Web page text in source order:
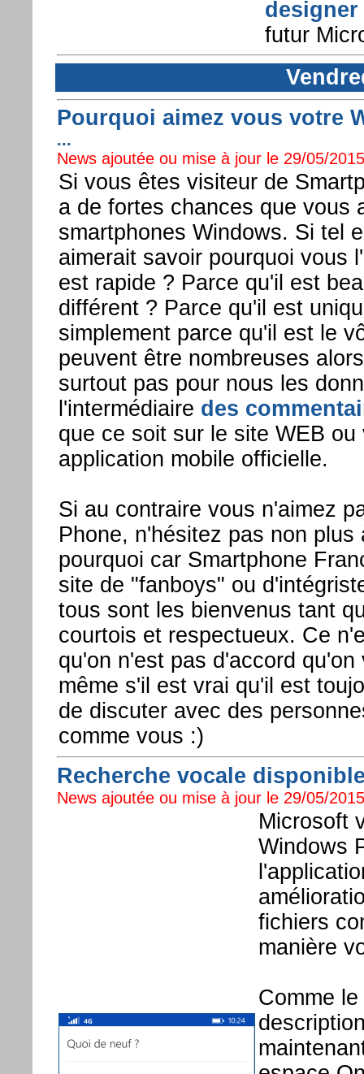
designer
futur
Pourquoi aimez vous votre
...
News ajoutée ou mise à jour le 29/05/
Si vous êtes visiteur de
a de fortes chances que vous
smartphones Windows. Si tel
aimerait savoir pourquoi vous
est rapide ? Parce qu'il est
différent ? Parce qu'il est
simplement parce qu'il est le
peuvent être nombreuses
surtout pas pour nous les
l'intermédiaire des
que ce soit sur le site WEB ou
application mobile officielle.
Si au contraire vous n'aimez
Phone, n'hésitez pas non plus
pourquoi car Smartphone
site de "fanboys" ou
tous sont les bienvenus tant
courtois et respectueux. Ce
qu'on n'est pas d'accord qu'on
même s'il est vrai qu'il est
de discuter avec des
comme vous :)
Recherche vocale
News ajoutée ou mise à jour le 29/05/
Microsoft
Windows
fichiers
manière
Comme